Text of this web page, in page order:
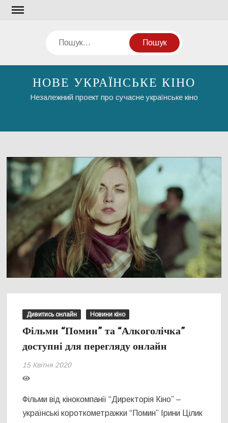
Перейти
Пошук
НОВЕ УКРАЇНСЬКЕ КІНО
Незалежний проект про сучасне українське кіно
Дивитись онлайн Новини кіно
Фільми “Помин” та “Алкоголічка”
доступні для перегляду онлайн
15 Квітня 2020
Фільми від кінокомпанії “Директорія Кіно” –
українські короткометражки “Помин” Ірини Цілик